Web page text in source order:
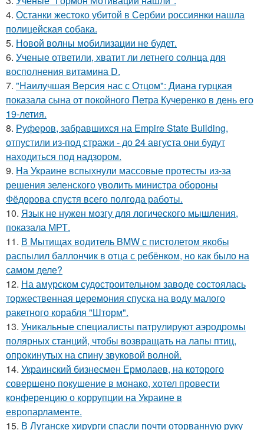
4. Останки жестоко убитой в Сербии россиянки нашла
полицейская собака.
5. Новой волны мобилизации не будет.
6. Ученые ответили, хватит ли летнего солнца для
восполнения витамина D.
7. "Наилучшая Версия нас с Отцом": Диана гурцкая
показала сына от покойного Петра Кучеренко в день его
19-летия.
8. Руферов, забравшихся на Empire State Building,
отпустили из-под стражи - до 24 августа они будут
находиться под надзором.
9. На Украине вспыхнули массовые протесты из-за
решения зеленского уволить министра обороны
Фёдорова спустя всего полгода работы.
10. Язык не нужен мозгу для логического мышления,
показала МРТ.
11. В Мытищах водитель BMW с пистолетом якобы
распылил баллончик в отца с ребёнком, но как было на
самом деле?
12. На амурском судостроительном заводе состоялась
торжественная церемония спуска на воду малого
ракетного корабля "Шторм".
13. Уникальные специалисты патрулируют аэродромы
полярных станций, чтобы возвращать на лапы птиц,
опрокинутых на спину звуковой волной.
14. Украинский бизнесмен Ермолаев, на которого
совершено покушение в монако, хотел провести
конференцию о коррупции на Украине в
европарламенте.
15. В Луганске хирурги спасли почти оторванную руку